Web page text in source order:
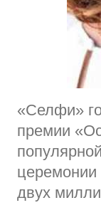
«Селфи»
премии
церемонии
двух